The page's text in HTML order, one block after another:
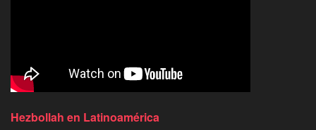
Hezbollah en Latinoamérica